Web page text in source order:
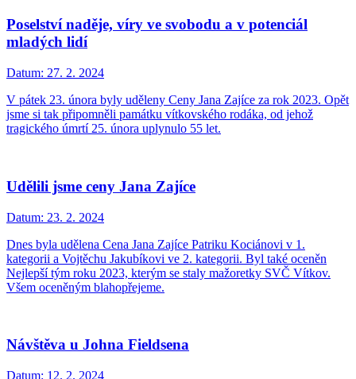
Poselství naděje, víry ve svobodu a v potenciál
mladých lidí
Datum: 27. 2. 2024
V pátek 23. února byly uděleny Ceny Jana Zajíce za rok 2023. Opět
jsme si tak připomněli památku vítkovského rodáka, od jehož
tragického úmrtí 25. února uplynulo 55 let.
Udělili jsme ceny Jana Zajíce
Datum: 23. 2. 2024
Dnes byla udělena Cena Jana Zajíce Patriku Kociánovi v 1.
kategorii a Vojtěchu Jakubíkovi ve 2. kategorii. Byl také oceněn
Nejlepší tým roku 2023, kterým se staly mažoretky SVČ Vítkov.
Všem oceněným blahopřejeme.
Návštěva u Johna Fieldsena
Datum: 12. 2. 2024